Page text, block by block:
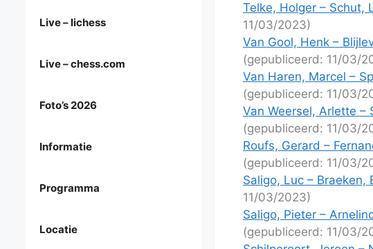
Telke, Holger – Schut,
11/03/2023)
Van Gool, Henk –
(gepubliceerd: 11/03/
Van Haren, Marcel –
(gepubliceerd: 11/03/
Van Weersel, Arlette –
(gepubliceerd: 11/03/
Roufs, Gerard –
(gepubliceerd: 11/03/
Saligo, Luc – Braeken,
11/03/2023)
Saligo, Pieter –
(gepubliceerd: 11/03/
Live – lichess
Live – chess.com
Foto’s 2026
Informatie
Programma
Locatie